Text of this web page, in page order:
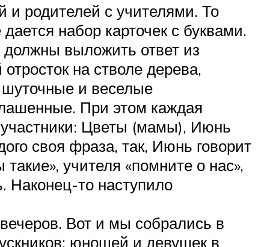
и родителей с учителями. То
набор карточек с буквами.
выложить ответ из
на стволе дерева,
шуточные и веселые
При этом каждая
участники: Цветы (мамы), Июнь
своя фраза, так, Июнь говорит
учителя «помните о нас»,
Наконец-то наступило
Вот и мы собрались в
юношей и девушек в